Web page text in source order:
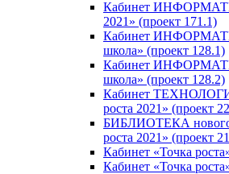
Кабинет
2021» (проект 171.1)
Кабинет
школа» (проект 128.1)
Кабинет
школа» (проект 128.2)
Кабинет
роста 2021» (проект
БИБЛИОТЕКА нового
роста 2021» (проект
Кабинет «Точка
Кабинет «Точка